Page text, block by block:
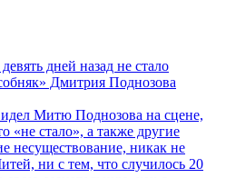
дней назад не стало
Дмитрия Поднозова
Митю Поднозова на сцене,
«не стало», а также другие
несуществование, никак не
ни с тем, что случилось 20